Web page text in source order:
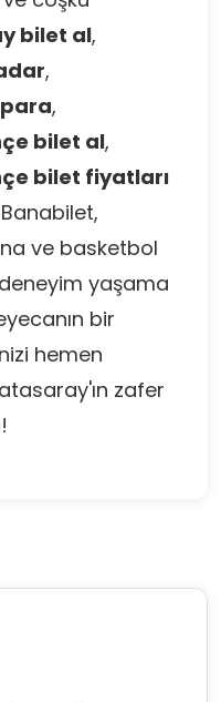
bilet al,
,
,
bilet al,
bilet fiyatları
ve basketbol
yaşama
bir
hemen
zafer